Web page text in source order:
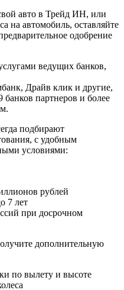
авто в Трейд ИН, или
на автомобиль, оставляйте
одобрение
ведущих банков,
Драйв клик и другие,
партнеров и более
подбирают
с удобным
условиями:
рублей
7 лет
при досрочном
дополнительную
по вылету и высоте